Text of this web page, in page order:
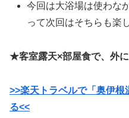
今回は大浴場は使わな
って次回はそちらも楽
★客室露天×部屋食で、外
>>楽天トラベルで「奥伊
る<<